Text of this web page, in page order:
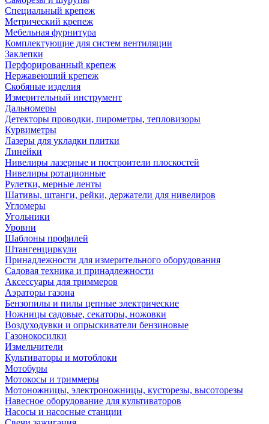
Специальный крепеж
Метрический крепеж
Мебельная фурнитура
Комплектующие для систем вентиляции
Заклепки
Перфорированный крепеж
Нержавеющий крепеж
Скобяные изделия
Измерительный инструмент
Дальномеры
Детекторы проводки, пирометры, тепловизоры
Курвиметры
Лазеры для укладки плитки
Линейки
Нивелиры лазерные и построители плоскостей
Нивелиры ротационные
Рулетки, мерные ленты
Шативы, штанги, рейки, держатели для нивелиров
Угломеры
Угольники
Уровни
Шаблоны профилей
Штангенциркули
Принадлежности для измерительного оборудования
Садовая техника и принадлежности
Аксессуары для триммеров
Аэраторы газона
Бензопилы и пилы цепные электрические
Ножницы садовые, секаторы, ножовки
Воздуходувки и опрыскиватели бензиновые
Газонокосилки
Измельчители
Культиваторы и мотоблоки
Мотобуры
Мотокосы и триммеры
Мотоножницы, электроножницы, кусторезы, высоторезы
Навесное оборудование для культиваторов
Насосы и насосные станции